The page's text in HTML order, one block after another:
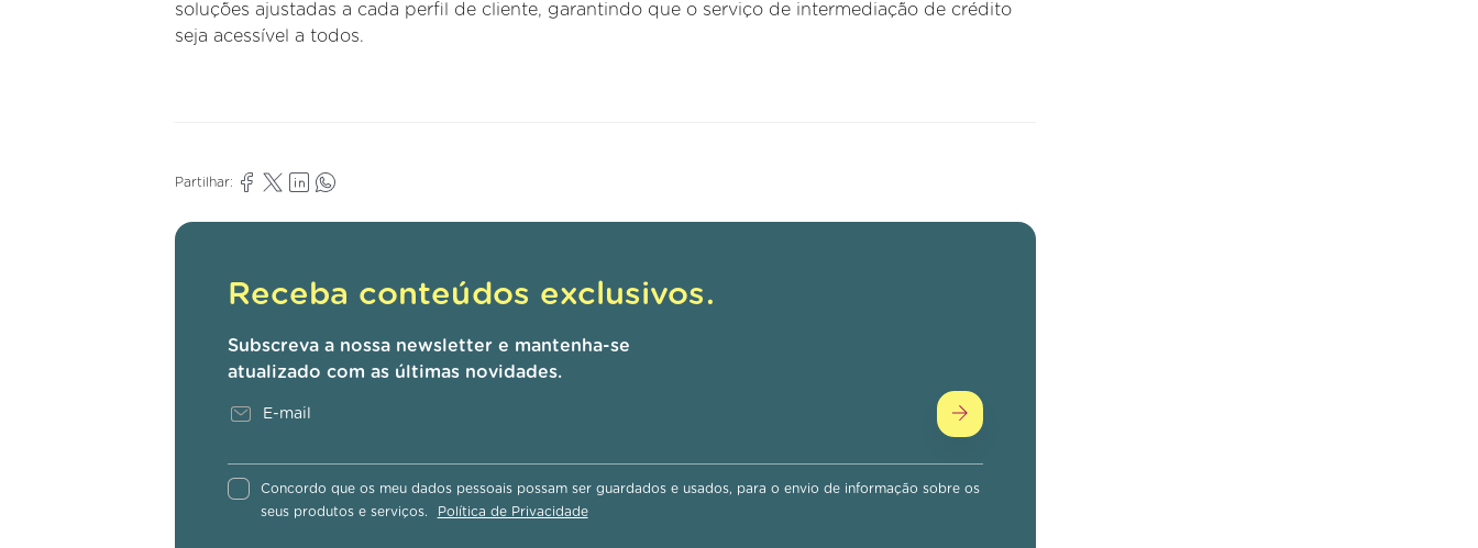
soluções ajustadas a cada perfil de cliente, garantindo que o serviço de intermediação de crédito
seja acessível a todos.
Partilhar:
Receba conteúdos exclusivos.
Subscreva a nossa newsletter e mantenha-se
atualizado com as últimas novidades.
Concordo que os meu dados pessoais possam ser guardados e usados, para o envio de informação sobre os
seus produtos e serviços.
Política de Privacidade